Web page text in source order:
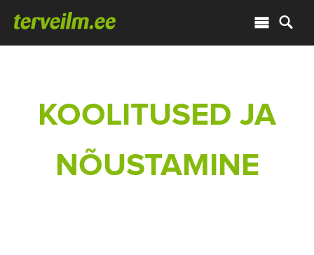
KOOLITUSED JA
NÕUSTAMINE